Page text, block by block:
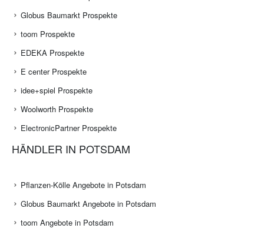
Globus Baumarkt Prospekte
toom Prospekte
EDEKA Prospekte
E center Prospekte
idee+spiel Prospekte
Woolworth Prospekte
ElectronicPartner Prospekte
HÄNDLER IN POTSDAM
Pflanzen-Kölle Angebote in Potsdam
Globus Baumarkt Angebote in Potsdam
toom Angebote in Potsdam